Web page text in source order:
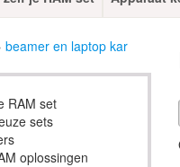
beamer en laptop kar
RAM set
sets
oplossingen